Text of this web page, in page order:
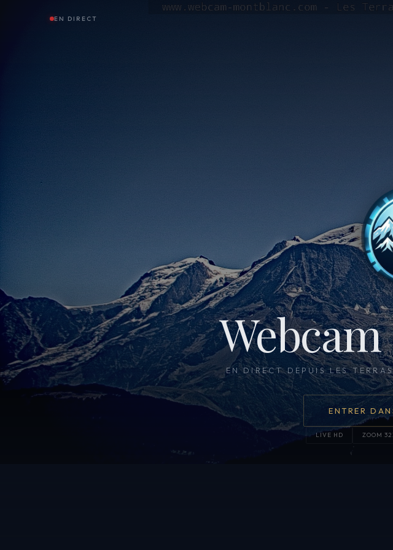
EN DIRECT
EN DIRECT DEPUIS LES
ENTRER
LIVE HD ZOOM